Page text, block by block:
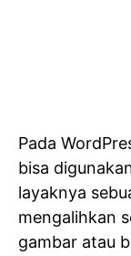
Pada
bisa
layaknya
mengalihkan
gambar atau